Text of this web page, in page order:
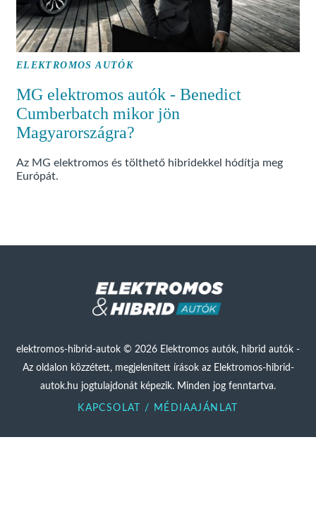
ELEKTROMOS AUTÓK
MG elektromos autók - Benedict
Cumberbatch mikor jön
Magyarországra?
Az MG elektromos és tölthető hibridekkel hódítja meg
Európát.
elektromos-hibrid-autok © 2026 Elektromos autók, hibrid autók -
Az oldalon közzétett, megjelenített írások az Elektromos-hibrid-
autok.hu jogtulajdonát képezik. Minden jog fenntartva.
KAPCSOLAT / MÉDIAAJÁNLAT